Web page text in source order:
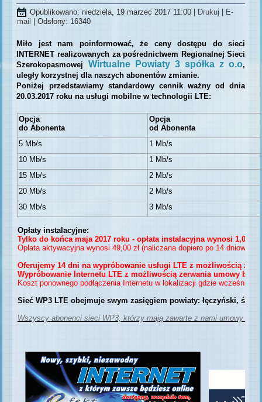
Opublikowano: niedziela, 19 marzec 2017 11:00 | Drukuj | E-
mail
| Odsłony: 16340
Miło jest nam poinformować, że ceny dostępu do sieci
INTERNET realizowanych za pośrednictwem Regionalnej Sieci
Szerokopasmowej Wirtualne Powiaty 3 spółka z o.o,
uległy korzystnej dla naszych abonentów zmianie.
Poniżej przedstawiamy standardowy cennik ważny od dnia
20.03.2017 roku na usługi mobilne w technologii LTE:
Opcja
do Abonenta
Opcja
od Abonenta
5 Mb/s
1 Mb/s
10 Mb/s
1 Mb/s
15 Mb/s
2 Mb/s
20 Mb/s
2 Mb/s
30 Mb/s
3 Mb/s
Opłaty instalacyjne:
Tylko do końca maja 2017 roku - opłata instalacyjna wynosi 1,00 zł.
Opłata aktywacyjna wynosi 49,00 zł (naliczana dopiero po 14 dniowym
Oferujemy 14 dni na wypróbowanie usługi LTE z możliwością
Wypróbowanie Internetu LTE z możliwością zerwania umowy
Koszt ponownego podłączenia Internetu w lokalizacji gdzie wcześniej
Sieć WP3 LTE obejmuje swym zasięgiem powiaty: łęczyński,
Wszyscy abonenci sieci WP3, którzy mają zawarte z nami umowy na